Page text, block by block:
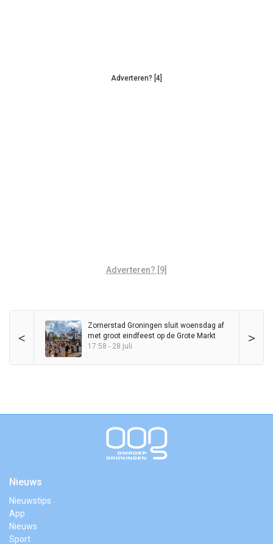
Adverteren? [4]
Adverteren? [9]
< >
Zomerstad Groningen sluit woensdag af
met groot eindfeest op de Grote Markt
17:58 - 28 juli
Nieuws
Nieuwstips
App
Nieuws
Sport